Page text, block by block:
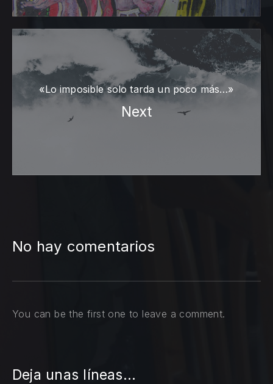
«Lo imposible solo tarda un poco más…»
Next
No hay comentarios
You can be the first one to leave a comment.
Deja unas líneas...